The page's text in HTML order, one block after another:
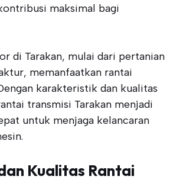
maksimal bagi
di Tarakan, mulai dari pertanian
memanfaatkan rantai
karakteristik dan kualitas
transmisi Tarakan menjadi
untuk menjaga kelancaran
Kualitas Rantai